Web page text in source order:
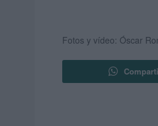
Fotos y vídeo: Óscar